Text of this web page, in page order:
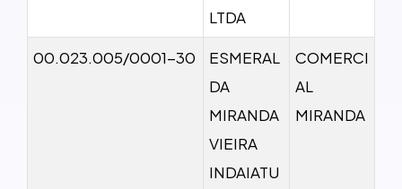
LTDA
00.023.005/0001-30
ESMERAL
DA
MIRANDA
VIEIRA
INDAIATU
COMERCI
AL
MIRANDA